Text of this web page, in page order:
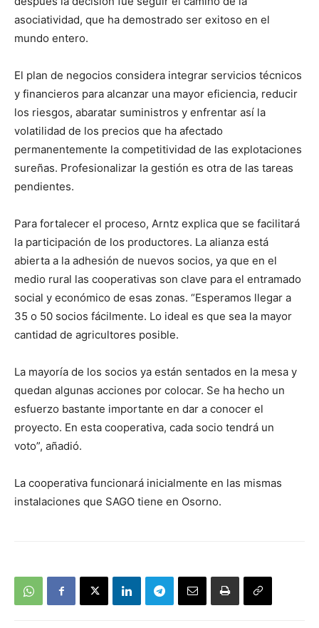
asociatividad, que ha demostrado ser exitoso en el
mundo entero.
El plan de negocios considera integrar servicios técnicos
y financieros para alcanzar una mayor eficiencia, reducir
los riesgos, abaratar suministros y enfrentar así la
volatilidad de los precios que ha afectado
permanentemente la competitividad de las explotaciones
sureñas. Profesionalizar la gestión es otra de las tareas
pendientes.
Para fortalecer el proceso, Arntz explica que se facilitará
la participación de los productores. La alianza está
abierta a la adhesión de nuevos socios, ya que en el
medio rural las cooperativas son clave para el entramado
social y económico de esas zonas. “Esperamos llegar a
35 o 50 socios fácilmente. Lo ideal es que sea la mayor
cantidad de agricultores posible.
La mayoría de los socios ya están sentados en la mesa y
quedan algunas acciones por colocar. Se ha hecho un
esfuerzo bastante importante en dar a conocer el
proyecto. En esta cooperativa, cada socio tendrá un
voto”, añadió.
La cooperativa funcionará inicialmente en las mismas
instalaciones que SAGO tiene en Osorno.